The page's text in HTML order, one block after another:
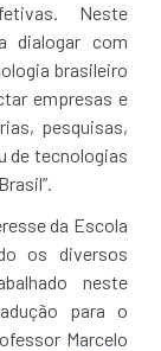
Neste
dialogar com
brasileiro
empresas e
pesquisas,
de tecnologias
da Escola
os diversos
neste
para o
Marcelo